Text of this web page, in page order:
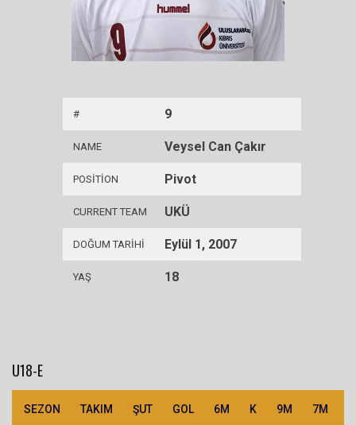
# 9
NAME Veysel Can Çakır
POSITION Pivot
CURRENT TEAM UKÜ
DOĞUM TARIHI Eylül 1, 2007
YAŞ 18
U18-E
SEZON TAKIM ŞUT GOL 6M K 9M 7M